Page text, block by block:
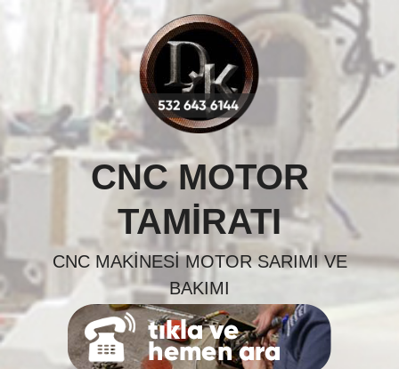
CNC MOTOR
TAMIRATI
CNC MAKINESI MOTOR SARIMI VE
BAKIMI